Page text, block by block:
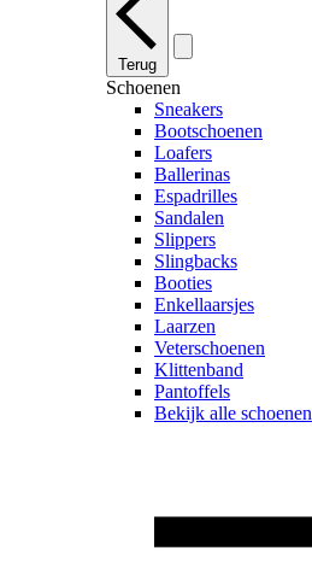
Terug
Schoenen
Sneakers
Bootschoenen
Loafers
Ballerinas
Espadrilles
Sandalen
Slippers
Slingbacks
Booties
Enkellaarsjes
Laarzen
Veterschoenen
Klittenband
Pantoffels
Bekijk alle schoenen